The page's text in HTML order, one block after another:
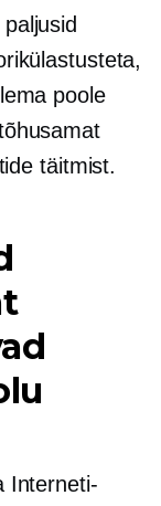
poole
täitmist.
Interneti-